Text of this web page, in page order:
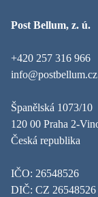
Post Bellum, z. ú.
+420 257 316 966
info@postbellum.cz
Španělská 1073/10
120 00 Praha 2-
Česká republika
IČO: 26548526
DIČ: CZ 26548526